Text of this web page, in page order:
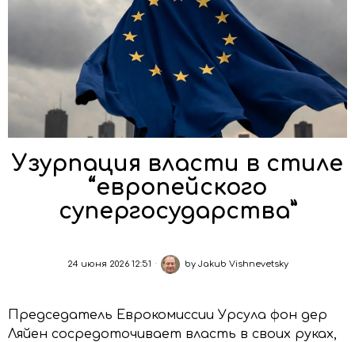
Узурпация власти в стиле
“европейского
супергосударства”
24 июня 2026 12:51 by Jakub Vishnevetsky
Председатель Еврокомиссии Урсула фон дер
Ляйен сосредоточивает власть в своих руках,